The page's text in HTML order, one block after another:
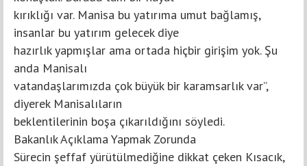
kırıklığı var. Manisa bu yatırıma umut bağlamış,
insanlar bu yatırım gelecek diye
hazırlık yapmışlar ama ortada hiçbir girişim yok. Şu
anda Manisalı
vatandaşlarımızda çok büyük bir karamsarlık var”,
diyerek Manisalıların
beklentilerinin boşa çıkarıldığını söyledi.
Bakanlık Açıklama Yapmak Zorunda
Sürecin şeffaf yürütülmediğine dikkat çeken Kısacık,